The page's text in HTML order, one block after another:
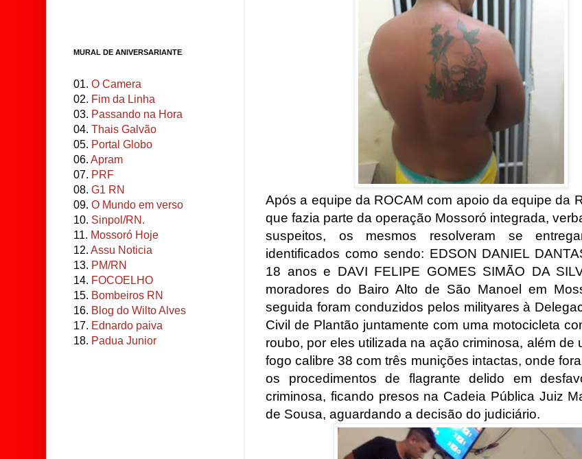
Após a equipe da ROCAM com apoio da equipe da
que fazia parte da operação Mossoró integrada,
suspeitos, os mesmos resolveram se
identificados como sendo: EDSON DANIEL
18 anos e DAVI FELIPE GOMES SIMÃO DA
moradores do Bairo Alto de São Manoel em
seguida foram conduzidos pelos milityares à
Civil de Plantão juntamente com uma motocicleta
roubo, por eles utilizada na ação criminosa, além de
fogo calibre 38 com três munições intactas, onde
os procedimentos de flagrante delido em
criminosa, ficando presos na Cadeia Pública Juiz
de Sousa, aguardando a decisão do judiciário.
MURAL DE ANIVERSARIANTE
01. O Camera
02. Fim da Linha
03. Passando na Hora
04. Thais Galvão
05. Portal Globo
06. Apram
07. PRF
08. G1 RN
09. O Mundo em verso
10. Sinpol/RN.
11. Mossoró Hoje
12. Assu Noticia
13. PM/RN
14. FOCOELHO
15. Bombeiros RN
16. Blog do Wilto Alves
17. Ednardo paiva
18. Padua Junior